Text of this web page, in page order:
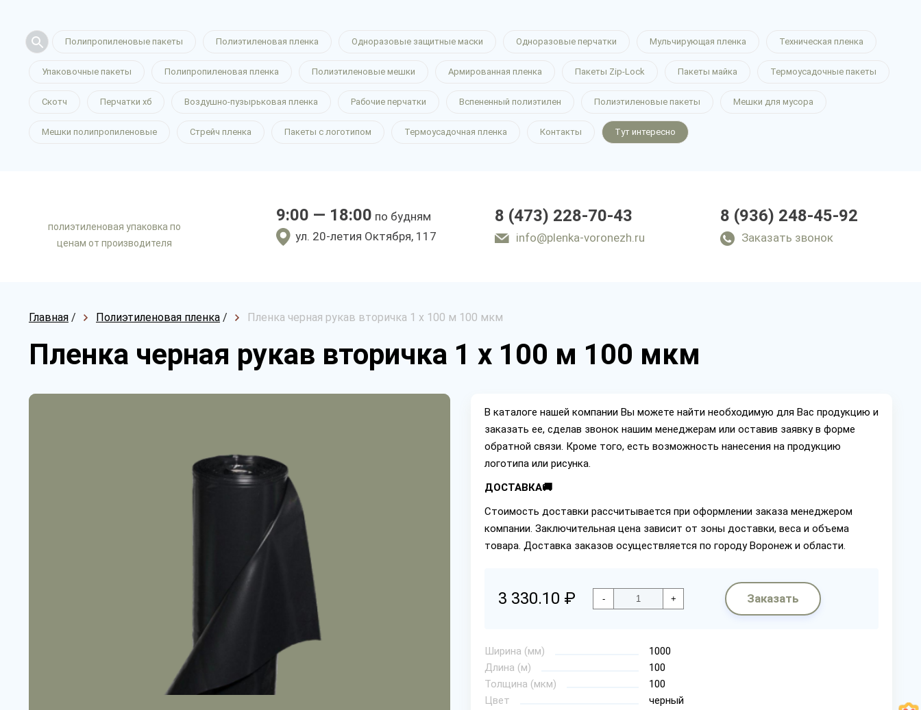
Полипропиленовые пакеты Полиэтиленовая пленка Одноразовые защитные маски Одноразовые перчатки Мульчирующая пленка Техническая пленка
Упаковочные пакеты Полипропиленовая пленка Полиэтиленовые мешки Армированная пленка Пакеты Zip-Lock Пакеты майка Термоусадочные пакеты
Скотч Перчатки хб Воздушно-пузырьковая пленка Рабочие перчатки Вспененный полиэтилен Полиэтиленовые пакеты Мешки для мусора
Мешки полипропиленовые Стрейч пленка Пакеты с логотипом Термоусадочная пленка Контакты Тут интересно
полиэтиленовая упаковка по
ценам от производителя
9:00 — 18:00 по будням
ул. 20-летия Октября, 117
8 (473) 228-70-43
info@plenka-voronezh.ru
8 (936) 248-45-92
Заказать звонок
Главная / Полиэтиленовая пленка / Пленка черная рукав вторичка 1 х 100 м 100 мкм
Пленка черная рукав вторичка 1 х 100 м 100 мкм
В каталоге нашей компании Вы можете найти необходимую для Вас продукцию и
заказать ее, сделав звонок нашим менеджерам или оставив заявку в форме
обратной связи. Кроме того, есть возможность нанесения на продукцию
логотипа или рисунка.
ДОСТАВКА🚚
Стоимость доставки рассчитывается при оформлении заказа менеджером
компании. Заключительная цена зависит от зоны доставки, веса и объема
товара. Доставка заказов осуществляется по городу Воронеж и области.
3 330.10 ₽ - + Заказать
Ширина (мм)
1000
Длина (м)
100
Толщина (мкм)
100
Цвет
черный